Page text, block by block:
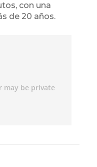
con una
de 20 años.